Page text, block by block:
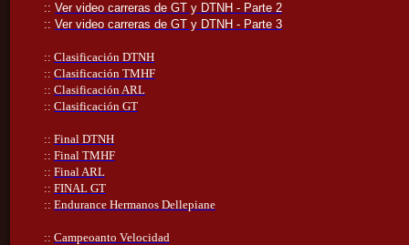
:: Ver video carreras de GT y DTNH - Parte 2
:: Ver video carreras de GT y DTNH - Parte 3
:: Clasificación DTNH
:: Clasificación TMHF
:: Clasificación ARL
:: Clasificación GT
:: Final DTNH
:: Final TMHF
:: Final ARL
:: FINAL GT
:: Endurance Hermanos Dellepiane
:: Campeoanto Velocidad